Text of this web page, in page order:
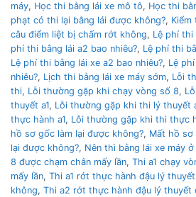
máy, Học thi bằng lái xe mô tô, Học thi
phạt có thi lại bằng lái được không?, Kiểm
câu điểm liệt bị chấm rớt không, Lệ phí thi
phí thi bằng lái a2 bao nhiêu?, Lệ phí thi
Lệ phí thi bằng lái xe a2 bao nhiêu?, Lệ
nhiêu?, Lịch thi bằng lái xe máy sớm, Lỗi
thi, Lỗi thường gặp khi chạy vòng số 8,
thuyết a1, Lỗi thường gặp khi thi lý thuyết
thực hành a1, Lỗi thường gặp khi thi thực
hồ sơ gốc làm lại được không?, Mất hồ sơ
lại được không?, Nên thì bằng lái xe máy ở
8 được chạm chân mấy lần, Thi a1 chạy
mấy lần, Thi a1 rớt thực hành đậu lý
không, Thi a2 rớt thực hành đậu lý thuyết